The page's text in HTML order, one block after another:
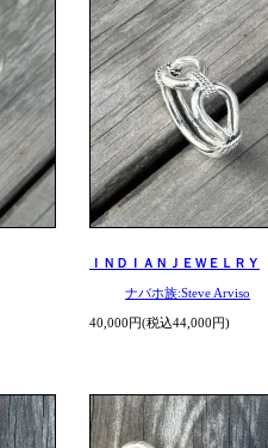
ＩＮＤＩＡＮＪＥＷＥＬＲＹ
ナバホ族:Steve Arviso
40,000円(税込44,000円)